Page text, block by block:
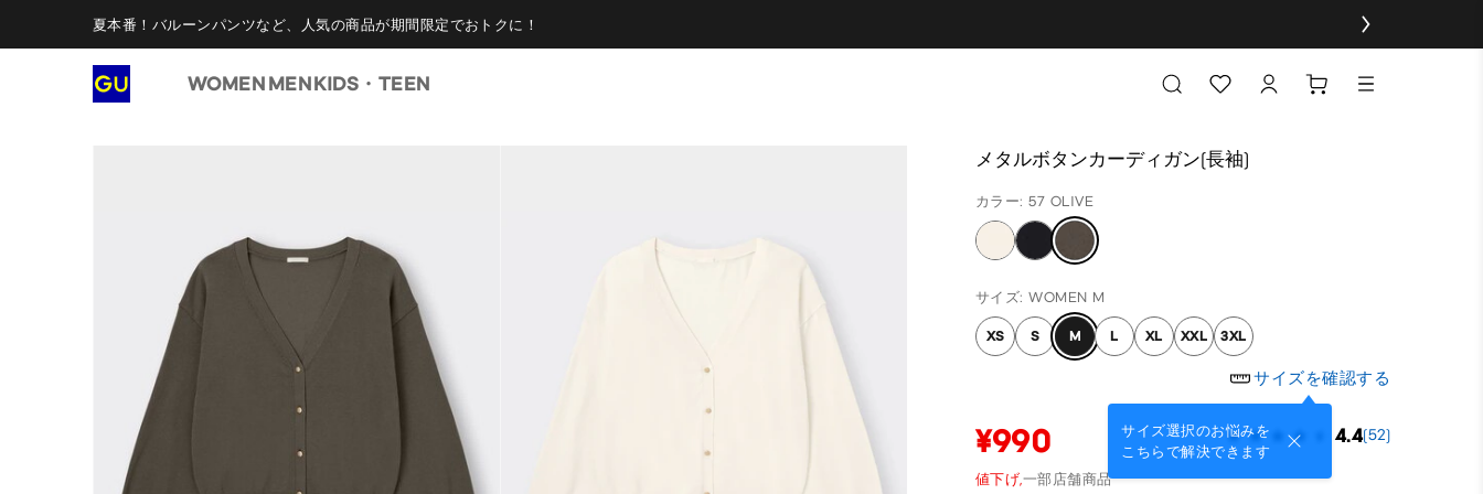
夏本番！バルーンパンツなど、人気の商品が期間限定でおトクに！
WOMEN MENKIDS・TEEN
メタルボタンカーディガン(長袖)
カラー: 57 OLIVE
サイズ: WOMEN M
XS S M L XL XXL 3XL
サイズを確認する
サイズ選択のお悩みを
こちらで解決できます
¥990 4.4(52)
値下げ,一部店舗商品